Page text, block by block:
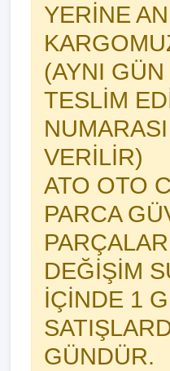
YERİNE
(AYNI
TESLİM
VERİLİR)
ATO OTO
PARCA
DEĞİŞİM
İÇİNDE 1
GÜNDÜR.